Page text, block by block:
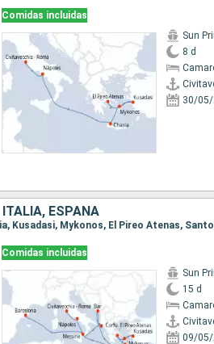
Comidas incluidas
Sun
8 d
30/
ITALIA, ESPAÑA
Comidas incluidas
Sun
15 d
09/05/